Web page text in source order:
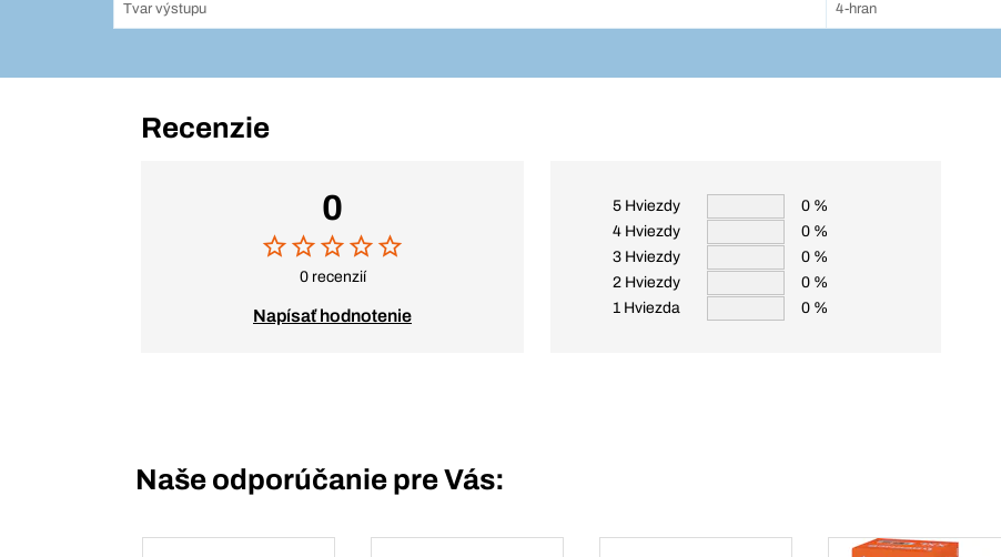
Tvar výstupu 4-hran
Recenzie
0
0 recenzií
Napísať hodnotenie
5 Hviezdy
0 %
4 Hviezdy
0 %
3 Hviezdy
0 %
2 Hviezdy
0 %
1 Hviezda
0 %
Naše odporúčanie pre Vás: